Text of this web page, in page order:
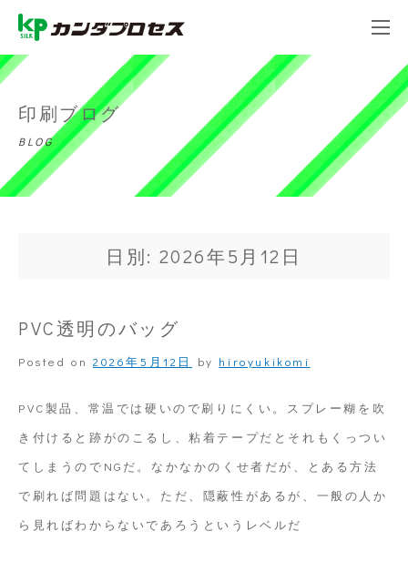
印刷ブログ
BLOG
日別: 2026年5月12日
PVC透明のバッグ
Posted on 2026年5月12日 by hiroyukikomi
PVC製品、常温では硬いので刷りにくい。スプレー糊を吹
き付けると跡がのこるし、粘着テープだとそれもくっつい
てしまうのでNGだ。なかなかのくせ者だが、とある方法
で刷れば問題はない。ただ、隠蔽性があるが、一般の人か
ら見ればわからないであろうというレベルだ